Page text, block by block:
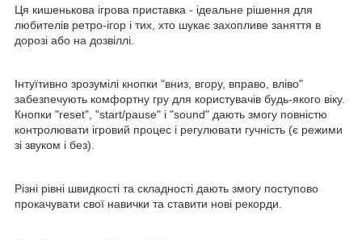
Ця кишенькова ігрова приставка - ідеальне рішення для
любителів ретро-ігор і тих, хто шукає захопливе заняття в
дорозі або на дозвіллі.
Інтуїтивно зрозумілі кнопки "вниз, вгору, вправо, вліво"
забезпечують комфортну гру для користувачів будь-якого віку.
Кнопки "reset", "start/pause" і "sound" дають змогу повністю
контролювати ігровий процес і регулювати гучність (є режими
зі звуком і без).
Різні рівні швидкості та складності дають змогу поступово
прокачувати свої навички та ставити нові рекорди.